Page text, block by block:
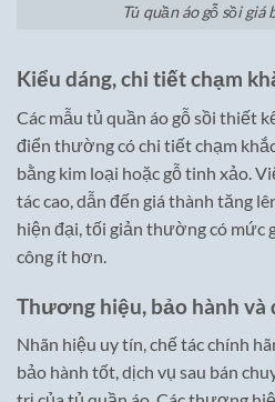
Tủ quần áo gỗ sồi giá
Kiểu dáng, chi tiết chạm
Các mẫu tủ quần áo gỗ sồi thiết
điển thường có chi tiết chạm
bằng kim loại hoặc gỗ tinh xảo.
tác cao, dẫn đến giá thành tăng
hiện đại, tối giản thường có mức
công ít hơn.
Thương hiệu, bảo hành và
Nhãn hiệu uy tín, chế tác chính
bảo hành tốt, dịch vụ sau bán